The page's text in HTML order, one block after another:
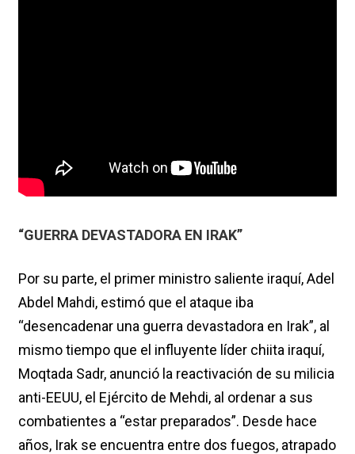
“GUERRA DEVASTADORA EN IRAK”
Por su parte, el primer ministro saliente iraquí, Adel
Abdel Mahdi, estimó que el ataque iba
“desencadenar una guerra devastadora en Irak”, al
mismo tiempo que el influyente líder chiita iraquí,
Moqtada Sadr, anunció la reactivación de su milicia
anti-EEUU, el Ejército de Mehdi, al ordenar a sus
combatientes a “estar preparados”. Desde hace
años, Irak se encuentra entre dos fuegos, atrapado